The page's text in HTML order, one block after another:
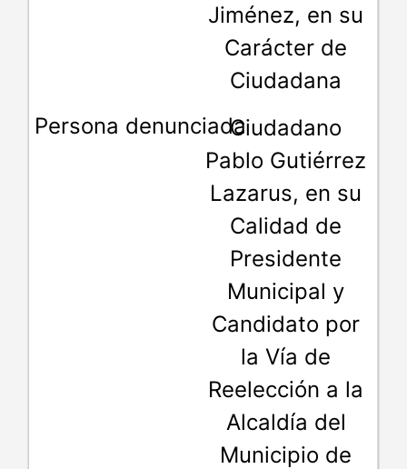
Jiménez, en su
Carácter de
Ciudadana
Ciudadano
Pablo Gutiérrez
Lazarus, en su
Calidad de
Presidente
Municipal y
Candidato por
la Vía de
Reelección a la
Alcaldía del
Municipio de